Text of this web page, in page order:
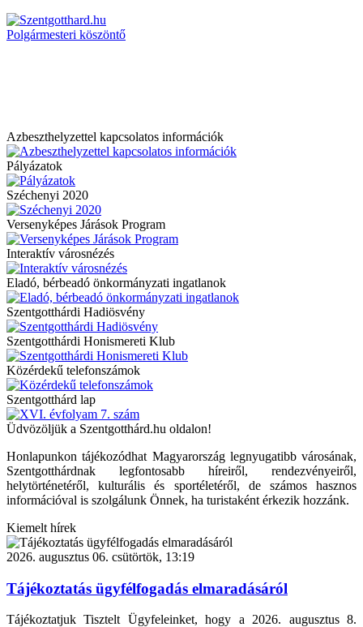
Polgármesteri köszöntő
Azbeszthelyzettel kapcsolatos információk
Pályázatok
Széchenyi 2020
Versenyképes Járások Program
Interaktív városnézés
Eladó, bérbeadó önkormányzati ingatlanok
Szentgotthárdi Hadiösvény
Szentgotthárdi Honismereti Klub
Közérdekű telefonszámok
Szentgotthárd lap
Üdvözöljük a Szentgotthárd.hu oldalon!
Honlapunkon tájékozódhat Magyarország legnyugatibb városának,
Szentgotthárdnak legfontosabb híreiről, rendezvényeiről,
helytörténetéről, kulturális és sportéletéről, de számos hasznos
információval is szolgálunk Önnek, ha turistaként érkezik hozzánk.
Kiemelt hírek
2026. augusztus 06. csütörtök, 13:19
Tájékoztatás ügyfélfogadás elmaradásáról
Tájékoztatjuk Tisztelt Ügyfeleinket, hogy a 2026. augusztus 8.